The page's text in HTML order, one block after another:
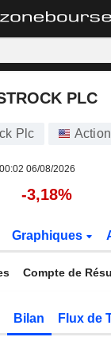
PLC
PLC
Plc
06/08/2026
-3,18%
Graphiques
Compte de
Bilan Flux de